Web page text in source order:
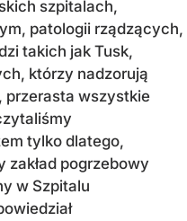
szpitalach,
patologii rządzących,
takich jak Tusk,
którzy nadzorują
przerasta wszystkie
tylko dlatego,
zakład pogrzebowy
w Szpitalu